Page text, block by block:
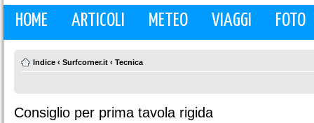
HOME ARTICOLI METEO VIAGGI FOTO
Indice ‹ Surfcorner.it ‹ Tecnica
Consiglio per prima tavola rigida